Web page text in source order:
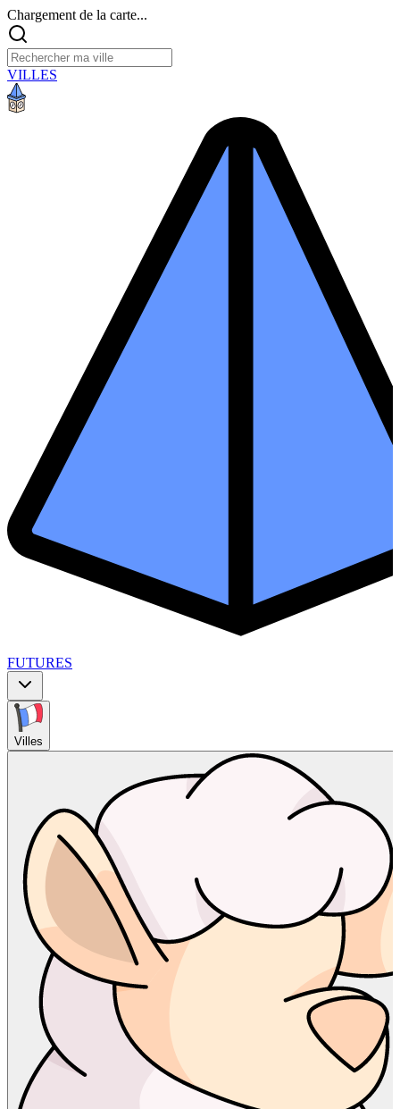
Chargement de la carte...
VILLES
FUTURES
Villes